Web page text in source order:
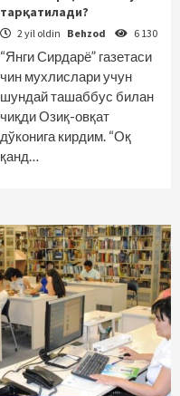
тарқатилади?
2 yil oldin Behzod 6 130
“Янги Сирдарё” газетаси
чин мухлислари учун
шундай ташаббус билан
чиқди Озиқ-овқат
дўконига кирдим. “Оқ
қанд…